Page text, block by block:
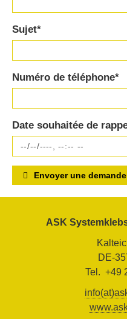
Sujet*
Numéro de téléphone*
Date souhaitée de
Envoyer une demande
ASK
DE-
Tel. +49